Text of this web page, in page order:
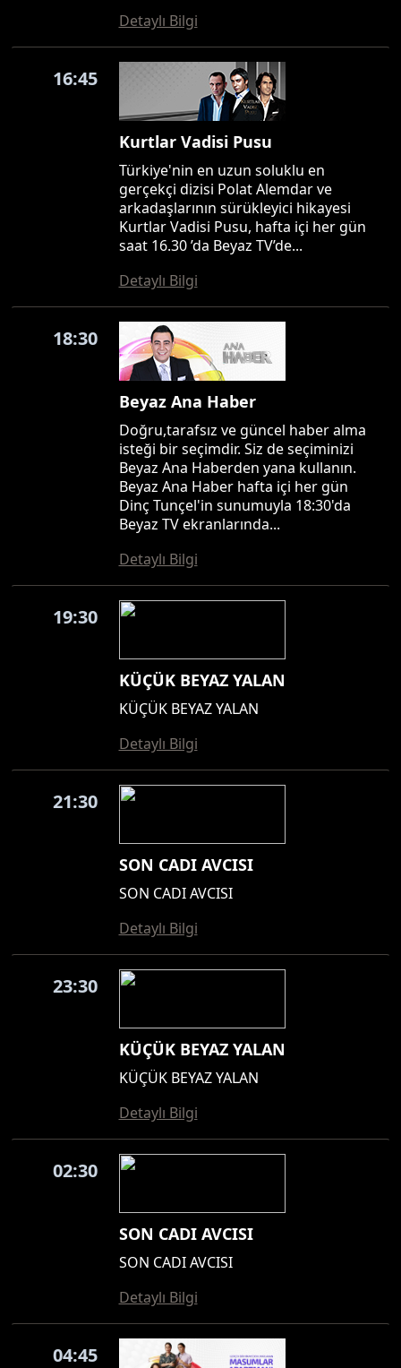
Detaylı Bilgi
16:45
Kurtlar Vadisi Pusu
Türkiye'nin en uzun soluklu en
gerçekçi dizisi Polat Alemdar ve
arkadaşlarının sürükleyici hikayesi
Kurtlar Vadisi Pusu, hafta içi her gün
saat 16.30 ’da Beyaz TV’de...
Detaylı Bilgi
18:30
Beyaz Ana Haber
Doğru,tarafsız ve güncel haber alma
isteği bir seçimdir. Siz de seçiminizi
Beyaz Ana Haberden yana kullanın.
Beyaz Ana Haber hafta içi her gün
Dinç Tunçel'in sunumuyla 18:30'da
Beyaz TV ekranlarında...
Detaylı Bilgi
19:30
KÜÇÜK BEYAZ YALAN
KÜÇÜK BEYAZ YALAN
Detaylı Bilgi
21:30
SON CADI AVCISI
SON CADI AVCISI
Detaylı Bilgi
23:30
KÜÇÜK BEYAZ YALAN
KÜÇÜK BEYAZ YALAN
Detaylı Bilgi
02:30
SON CADI AVCISI
SON CADI AVCISI
Detaylı Bilgi
04:45